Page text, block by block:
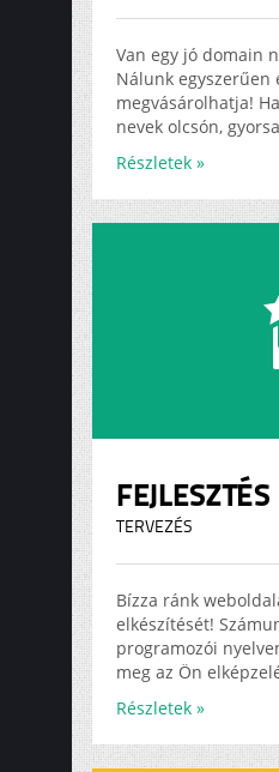
Van egy jó domain
Nálunk egyszerűen
megvásárolhatja!
nevek olcsón,
Részletek »
FEJLESZTÉS
TERVEZÉS
Bízza ránk
elkészítését!
programozói
meg az Ön
Részletek »